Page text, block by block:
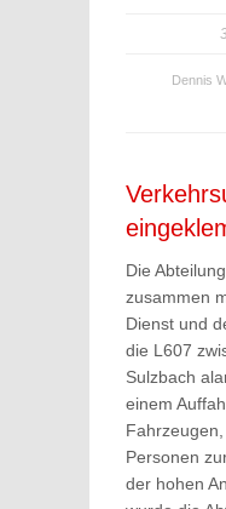
Dennis
Die
zusammen
Dienst und
die L607
Sulzbach
einem
Personen
der hohen